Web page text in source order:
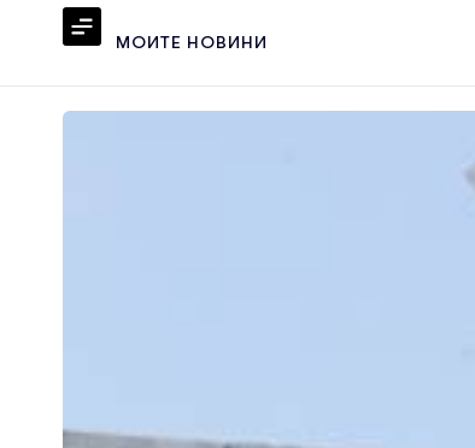
МОИТЕ НОВИНИ